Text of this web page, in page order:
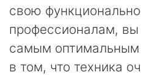
свою
профессионалам, вы
самым
в том, что техника